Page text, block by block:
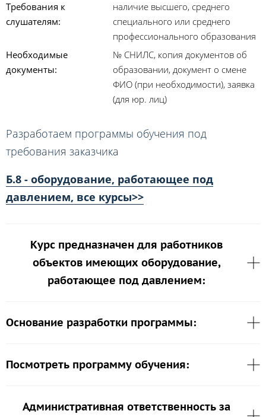
Требования к
слушателям:
наличие высшего, среднего
специального или среднего
профессионального образования
Необходимые
документы:
№ СНИЛС, копия документов об
образовании, документ о смене
ФИО (при необходимости), заявка
(для юр. лиц)
Разработаем программы обучения под
требования заказчика
Б.8 - оборудование, работающее под
давлением, все курсы>>
Курс предназначен для работников
объектов имеющих оборудование,
работающее под давлением:
Основание разработки программы:
Посмотреть программу обучения:
Административная ответственность за